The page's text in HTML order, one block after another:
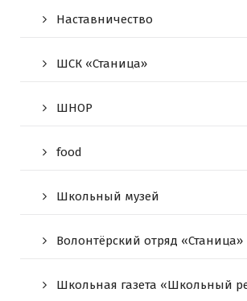
Наставничество
ШСК «Станица»
ШНОР
food
Школьный музей
Волонтёрский отряд «Станица»
Школьная газета «Школьный